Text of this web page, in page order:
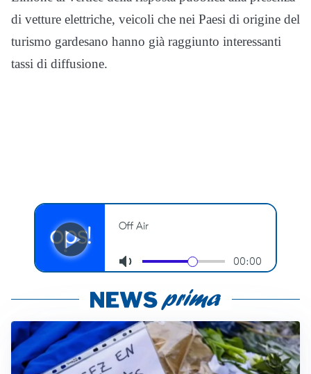
di vetture elettriche, veicoli che nei Paesi di origine del
turismo gardesano hanno già raggiunto interessanti
tassi di diffusione.